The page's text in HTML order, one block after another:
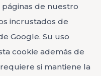
páginas de nuestro
incrustados de
Google. Su uso
cookie además de
si mantiene la